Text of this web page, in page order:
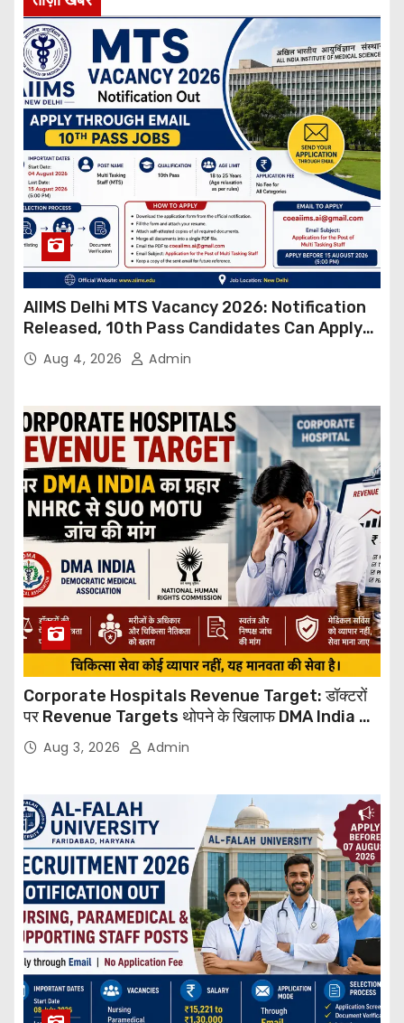
AIIMS Delhi MTS Vacancy 2026: Notification
Released, 10th Pass Candidates Can Apply
Through Email
Aug 4, 2026 Admin
Corporate Hospitals Revenue Target: डॉक्टरों
पर Revenue Targets थोपने के खिलाफ DMA India का
बड़ा कदम, NHRC से Suo Motu जांच की मांग
Aug 3, 2026 Admin